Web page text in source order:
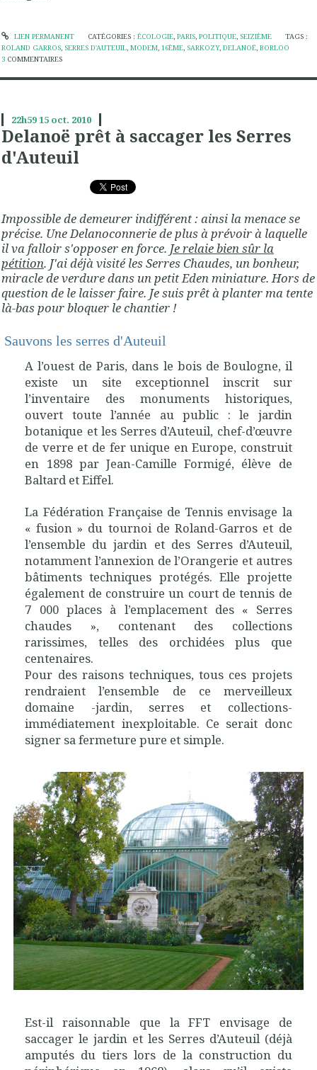
LIEN PERMANENT CATÉGORIES : ÉCOLOGIE, PARIS, POLITIQUE, SEIZIÈME
TAGS :
ROLAND GARROS, SERRES D'AUTEUIL, MODEM, 16ÈME, SARKOZY, DELANOË, BORLOO
3 COMMENTAIRES
22h5915 oct. 2010
Delanoë prêt à saccager les Serres
d'Auteuil
Impossible de demeurer indifférent : ainsi la menace se
précise. Une Delanoconnerie de plus à prévoir à laquelle
il va falloir s'opposer en force. Je relaie bien sûr la
pétition. J'ai déjà visité les Serres Chaudes, un bonheur,
miracle de verdure dans un petit Eden miniature. Hors de
question de le laisser faire. Je suis prêt à planter ma tente
là-bas pour bloquer le chantier !
Sauvons les serres d'Auteuil
A l’ouest de Paris, dans le bois de Boulogne, il
existe un site exceptionnel inscrit sur
l’inventaire des monuments historiques,
ouvert toute l’année au public : le jardin
botanique et les Serres d’Auteuil, chef-d’œuvre
de verre et de fer unique en Europe, construit
en 1898 par Jean-Camille Formigé, élève de
Baltard et Eiffel.
La Fédération Française de Tennis envisage la
« fusion » du tournoi de Roland-Garros et de
l’ensemble du jardin et des Serres d’Auteuil,
notamment l’annexion de l’Orangerie et autres
bâtiments techniques protégés. Elle projette
également de construire un court de tennis de
7 000 places à l’emplacement des « Serres
chaudes », contenant des collections
rarissimes, telles des orchidées plus que
centenaires.
Pour des raisons techniques, tous ces projets
rendraient l’ensemble de ce merveilleux
domaine -jardin, serres et collections-
immédiatement inexploitable. Ce serait donc
signer sa fermeture pure et simple.
Est-il raisonnable que la FFT envisage de
saccager le jardin et les Serres d’Auteuil (déjà
amputés du tiers lors de la construction du